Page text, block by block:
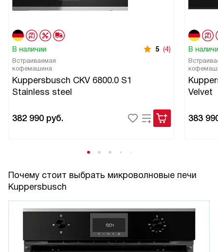
В наличии 5 (4)
Встраиваемая
кофемашина
Kuppersbusch CKV 6800.0 S1
Stainless steel
382 990 руб.
В
Velvet
383
Почему стоит выбрать микроволновые печи
Kuppersbusch